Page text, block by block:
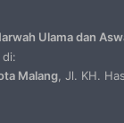
Ulama dan
di:
Malang, Jl. KH.